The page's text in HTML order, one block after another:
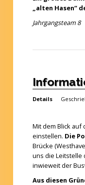
„alten Hasen“
Jahrgangsteam 8
Details
Mit dem Blick auf
einstellen. Die
Brücke
uns die Leitstelle
inwieweit der
Aus diesen